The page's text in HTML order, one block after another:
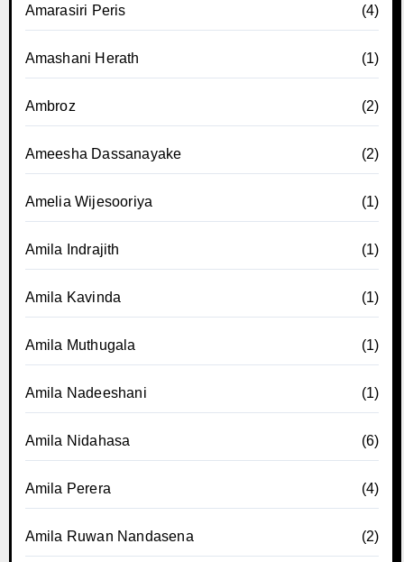
Amarasiri Peris (4)
Amashani Herath (1)
Ambroz (2)
Ameesha Dassanayake (2)
Amelia Wijesooriya (1)
Amila Indrajith (1)
Amila Kavinda (1)
Amila Muthugala (1)
Amila Nadeeshani (1)
Amila Nidahasa (6)
Amila Perera (4)
Amila Ruwan Nandasena (2)